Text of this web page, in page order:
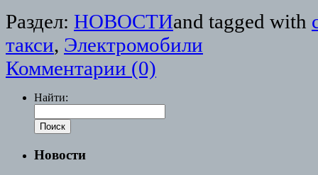
Раздел: НОВОСТИand tagged with
такси, Электромобили
Комментарии (0)
Найти:
Новости